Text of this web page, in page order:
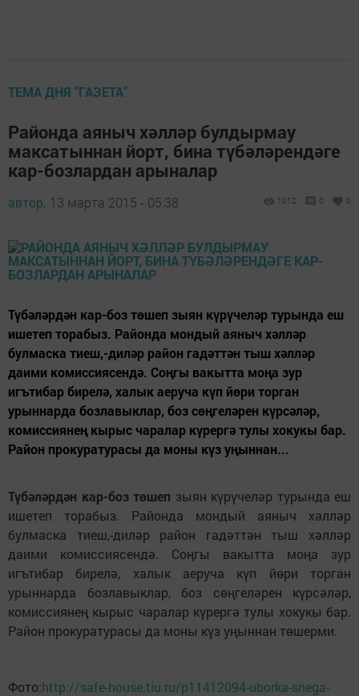
ТЕМА ДНЯ "ГАЗЕТА"
Районда аяныч хәлләр булдырмау
максатыннан йорт, бина түбәләрендәге
кар-бозлардан арыналар
автор, 13 марта 2015 - 05:38 1012 0 0
Түбәләрдән кар-боз төшеп зыян күрүчеләр турында еш
ишетеп торабыз. Районда мондый аяныч хәлләр
булмаска тиеш,-диләр район гадәттән тыш хәлләр
даими комиссиясендә. Соңгы вакытта моңа зур
игътибар бирелә, халык аеруча күп йөри торган
урыннарда бозлавыклар, боз сөңгеләрен күрсәләр,
комиссиянең кырыс чаралар күрергә тулы хокукы бар.
Район прокуратурасы да моны күз уңыннан...
Түбәләрдән кар-боз төшеп зыян күрүчеләр турында еш
ишетеп торабыз. Районда мондый аяныч хәлләр
булмаска тиеш,-диләр район гадәттән тыш хәлләр
даими комиссиясендә. Соңгы вакытта моңа зур
игътибар бирелә, халык аеруча күп йөри торган
урыннарда бозлавыклар, боз сөңгеләрен күрсәләр,
комиссиянең кырыс чаралар күрергә тулы хокукы бар.
Район прокуратурасы да моны күз уңыннан төшерми.
Фото:http://safe-house.tiu.ru/p11412094-uborka-snega-